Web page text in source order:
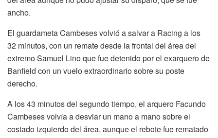
ancho.
El guardameta Cambeses volvió a salvar a Racing a los
32 minutos, con un remate desde la frontal del área del
extremo Samuel Lino que fue detenido por el exarquero de
Banfield con un vuelo extraordinario sobre su poste
derecho.
A los 43 minutos del segundo tiempo, el arquero Facundo
Cambeses volvía a desviar un mano a mano sobre el
costado izquierdo del área, aunque el rebote fue rematado